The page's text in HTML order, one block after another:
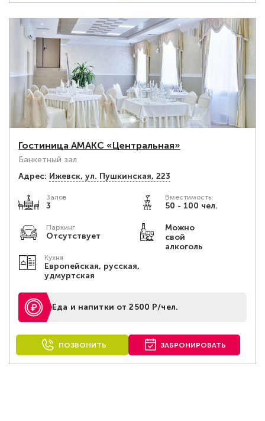
Гостиница АМАКС «Центральная»
Банкетный зал
Адрес: Ижевск, ул. Пушкинская, 223
Залов
3
Вместимость:
50 - 100 чел.
Паркинг
Отсутствует
Можно
свой
алкоголь
Кухня
Европейская, русская,
удмуртская
Еда и напитки от 2500 Р/чел.
ПОЗВОНИТЬ ЗАБРОНИРОВАТЬ